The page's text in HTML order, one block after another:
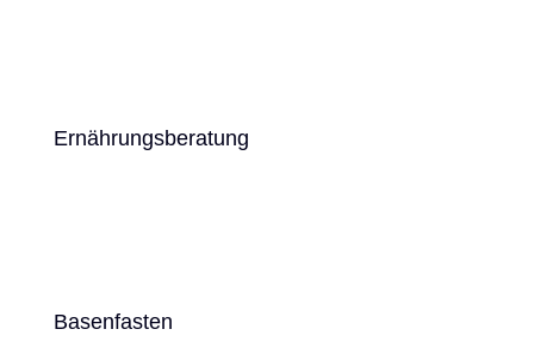
Ernährungsberatung
Basenfasten